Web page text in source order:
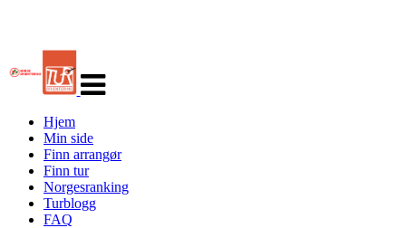
navigasjon
Hjem
Min side
Finn arrangør
Finn tur
Norgesranking
Turblogg
FAQ